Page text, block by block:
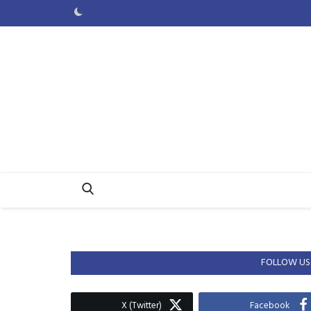
FOLLOW US
Facebook
X (Twitter)